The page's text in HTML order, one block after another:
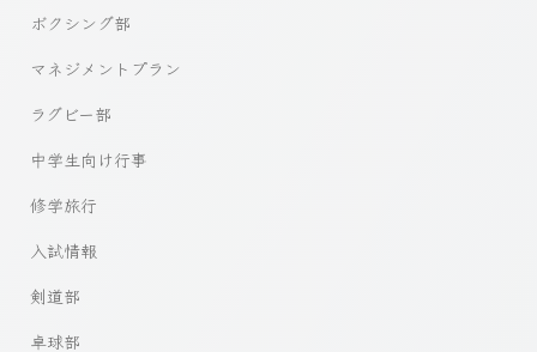
ボクシング部
マネジメントプラン
ラグビー部
中学生向け行事
修学旅行
入試情報
剣道部
卓球部